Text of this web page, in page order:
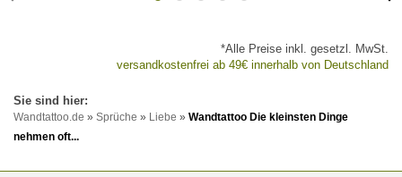
*Alle Preise inkl. gesetzl. MwSt.
versandkostenfrei ab 49€ innerhalb von Deutschland
Wandtattoo.de » Sprüche » Liebe » Wandtattoo Die kleinsten Dinge
nehmen oft...